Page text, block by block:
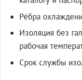
Рёбра
Изоляция без
рабочая
Срок службы